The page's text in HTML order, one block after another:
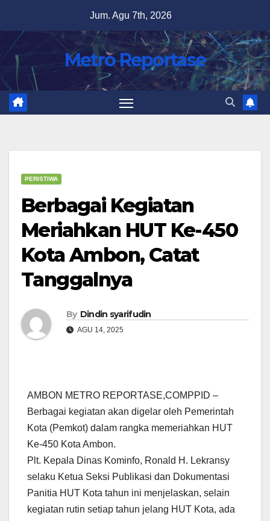
content
Jum. Agu 7th, 2026
Metro Reportase
PERISTIWA
Berbagai Kegiatan
Meriahkan HUT Ke-450
Kota Ambon, Catat
Tanggalnya
By Dindin syarifudin
AGU 14, 2025
AMBON METRO REPORTASE,COMPPID –
Berbagai kegiatan akan digelar oleh Pemerintah
Kota (Pemkot) dalam rangka memeriahkan HUT
Ke-450 Kota Ambon.
Plt. Kepala Dinas Kominfo, Ronald H. Lekransy
selaku Ketua Seksi Publikasi dan Dokumentasi
Panitia HUT Kota tahun ini menjelaskan, selain
kegiatan rutin setiap tahun jelang HUT Kota, ada